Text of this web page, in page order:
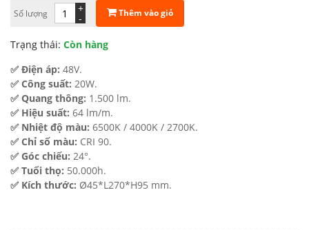
972.000 ₫.
631.800 ₫.
Số lượng -
+ Thêm vào giỏ
Trạng thái: Còn hàng
✅ Điện áp: 48V.
✅ Công suất: 20W.
✅ Quang thông: 1.500 lm.
✅ Hiệu suất: 64 lm/m.
✅ Nhiệt độ màu: 6500K / 4000K / 2700K.
✅ Chỉ số màu: CRI 90.
✅ Góc chiếu: 24°.
✅ Tuổi thọ: 50.000h.
✅ Kích thước: Ø45*L270*H95 mm.